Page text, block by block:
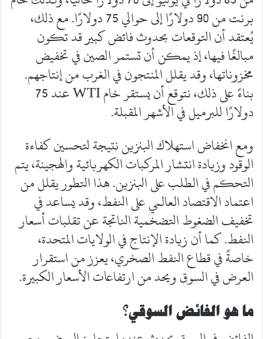
برنت من 90 دولارًا إلى حوالي 75 دولارًا. مع ذلك،
يُعتقد أن التوقعات بحدوث فائض كبير قد تكون
مبالغًا فيها، إذ يمكن أن تستمر الصين في تخفيض
مخزوناتها، وقد يقلل المنتجون في الغرب من إنتاجهم.
بناءً على ذلك، نتوقع أن يستقر خام WTI عند 75
دولارًا للبرميل في الأشهر المقبلة.
ومع انخفاض استهلاك البنزين نتيجة لتحسين كفاءة
الوقود وزيادة انتشار المركبات الكهربائية والهجينة، يتم
التحكم في الطلب على البنزين. هذا التطور يقلل من
اعتماد الاقتصاد العالمي على النفط، وقد يساعد في
تخفيف الضغوط التضخمية الناتجة عن تقلبات أسعار
النفط. كما أن زيادة الإنتاج في الولايات المتحدة،
خاصةً في قطاع النفط الصخري، يعزز من استقرار
العرض في السوق ويحد من ارتفاعات الأسعار الكبيرة.
ما هو الفائض السوقي؟